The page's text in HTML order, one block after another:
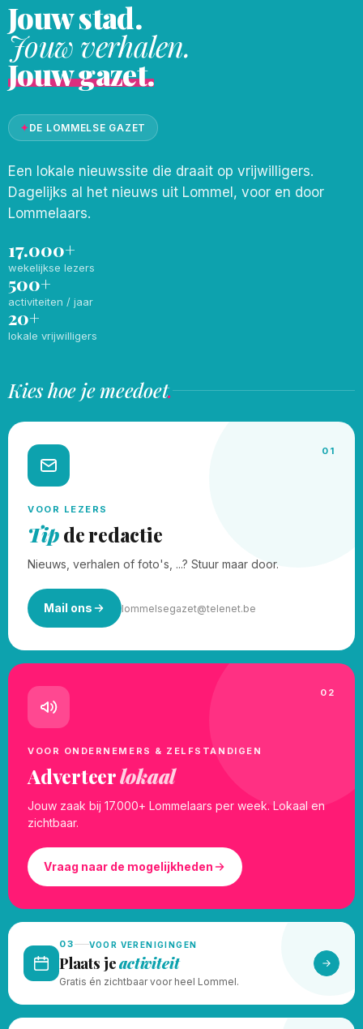
Jouw stad.
Jouw verhalen.
Jouw gazet.
✦DE LOMMELSE GAZET
Een lokale nieuwssite die draait op vrijwilligers.
Dagelijks al het nieuws uit Lommel, voor en door
Lommelaars.
17.000+
wekelijkse lezers
500+
activiteiten / jaar
20+
lokale vrijwilligers
Kies hoe je meedoet.
01
VOOR LEZERS
Tipde redactie
Nieuws, verhalen of foto's, ...? Stuur maar door.
Mail ons lommelsegazet@telenet.be
02
VOOR ONDERNEMERS & ZELFSTANDIGEN
Adverteerlokaal
Jouw zaak bij 17.000+ Lommelaars per week. Lokaal en
zichtbaar.
Vraag naar de mogelijkheden
03 VOOR VERENIGINGEN
Plaats jeactiviteit
Gratis én zichtbaar voor heel Lommel.